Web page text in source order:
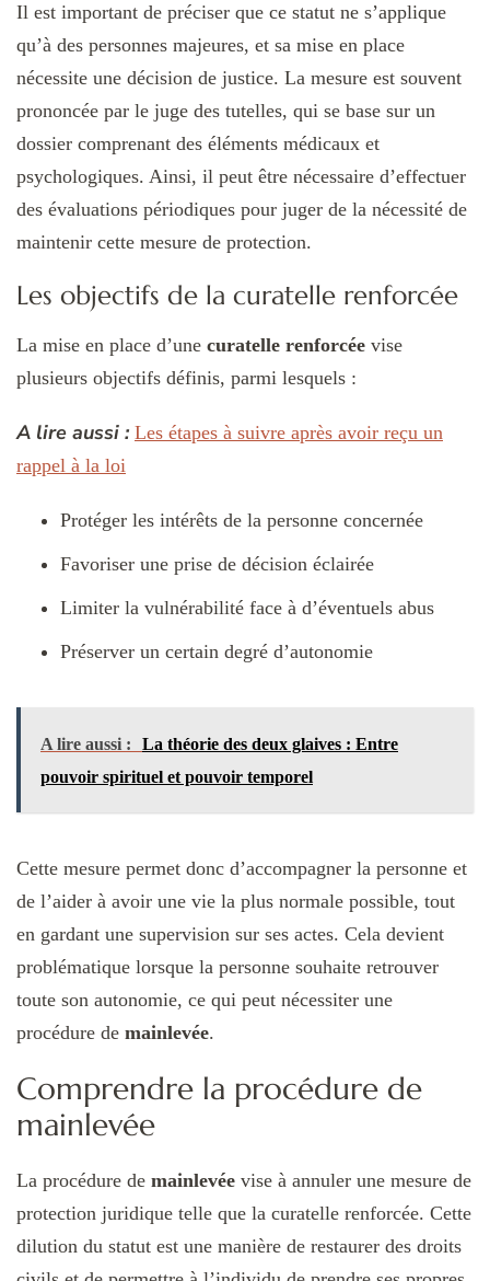
Il est important de préciser que ce statut ne s’applique
qu’à des personnes majeures, et sa mise en place
nécessite une décision de justice. La mesure est souvent
prononcée par le juge des tutelles, qui se base sur un
dossier comprenant des éléments médicaux et
psychologiques. Ainsi, il peut être nécessaire d’effectuer
des évaluations périodiques pour juger de la nécessité de
maintenir cette mesure de protection.
Les objectifs de la curatelle renforcée
La mise en place d’une curatelle renforcée vise
plusieurs objectifs définis, parmi lesquels :
A lire aussi : Les étapes à suivre après avoir reçu un
rappel à la loi
Protéger les intérêts de la personne concernée
Favoriser une prise de décision éclairée
Limiter la vulnérabilité face à d’éventuels abus
Préserver un certain degré d’autonomie
A lire aussi :
La théorie des deux glaives : Entre
pouvoir spirituel et pouvoir temporel
Cette mesure permet donc d’accompagner la personne et
de l’aider à avoir une vie la plus normale possible, tout
en gardant une supervision sur ses actes. Cela devient
problématique lorsque la personne souhaite retrouver
toute son autonomie, ce qui peut nécessiter une
procédure de mainlevée.
Comprendre la procédure de
mainlevée
La procédure de mainlevée vise à annuler une mesure de
protection juridique telle que la curatelle renforcée. Cette
dilution du statut est une manière de restaurer des droits